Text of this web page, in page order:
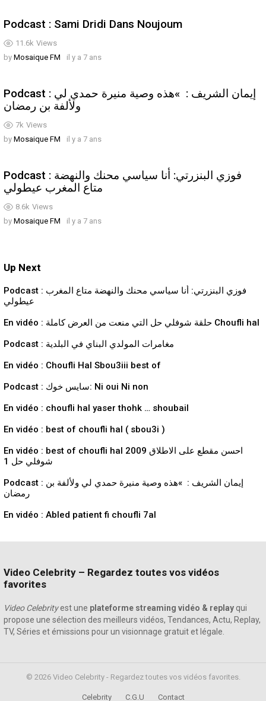
11.6k Views
Podcast : Sami Dridi Dans Noujoum
by Mosaique FM il y a 7 ans
7k Views
Podcast : إيمان الشريف : »هذه وصية منيرة حمدي لي
ولألفة بن رمضان
by Mosaique FM il y a 7 ans
8.6k Views
Podcast : فوزي البنزرتي: أنا سياسي محنك والنهضة
متاع المغرب عيطولي
by Mosaique FM il y a 7 ans
Up Next
Podcast : فوزي البنزرتي: أنا سياسي محنك والنهضة متاع المغرب
عيطولي
En vidéo : حلقة شوفلي حل التي منعت من العرض كاملة Choufli hal
Podcast : مغامرات المولدي البناي في البلدية
En vidéo : Choufli Hal Sbou3iii best of
Podcast : سايس خوك: Ni oui Ni non
En vidéo : choufli hal yaser thohk … shoubail
En vidéo : best of choufli hal ( sbou3i )
En vidéo : best of choufli hal 2009 احسن مقطع على الاطلاق
شوفلي حل 1
Podcast : إيمان الشريف : »هذه وصية منيرة حمدي لي ولألفة بن
رمضان
En vidéo : Abled patient fi choufli 7al
Video Celebrity – Regardez toutes vos vidéos
favorites
Video Celebrityest une plateforme streaming vidéo & replay qui
propose une sélection des meilleurs vidéos, Tendances, Actu, Replay,
TV, Séries et émissions pour un visionnage gratuit et légale.
© 2026 Video Celebrity - Regardez toutes vos vidéos favorites.
Celebrity C.G.U Contact